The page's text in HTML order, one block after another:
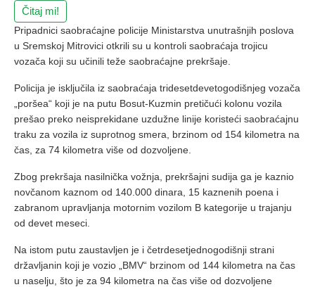
Čitaj mi!
Pripadnici saobraćajne policije Ministarstva unutrašnjih poslova
u Sremskoj Mitrovici otkrili su u kontroli saobraćaja trojicu
vozača koji su učinili teže saobraćajne prekršaje.
Policija je isključila iz saobraćaja tridesetdevetogodišnjeg vozača
„poršea“ koji je na putu Bosut-Kuzmin pretičući kolonu vozila
prešao preko neisprekidane uzdužne linije koristeći saobraćajnu
traku za vozila iz suprotnog smera, brzinom od 154 kilometra na
čas, za 74 kilometra više od dozvoljene.
Zbog prekršaja nasilnička vožnja, prekršajni sudija ga je kaznio
novčanom kaznom od 140.000 dinara, 15 kaznenih poena i
zabranom upravljanja motornim vozilom B kategorije u trajanju
od devet meseci.
Na istom putu zaustavljen je i četrdesetjednogodišnji strani
državljanin koji je vozio „BMV“ brzinom od 144 kilometra na čas
u naselju, što je za 94 kilometra na čas više od dozvoljene